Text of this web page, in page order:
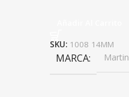
SKU: 1008 14MM
MARCA Martin